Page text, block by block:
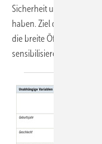
Sicherheit und
haben. Ziel des Preises
die breite Öffentlichkeit
sensibilisieren.